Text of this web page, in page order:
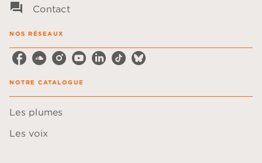
question_answer Contact
NOS RÉSEAUX
NOTRE CATALOGUE
Les plumes
Les voix